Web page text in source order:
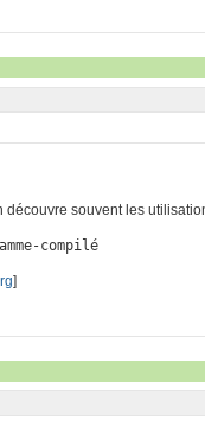
découvre souvent les
compilé
]